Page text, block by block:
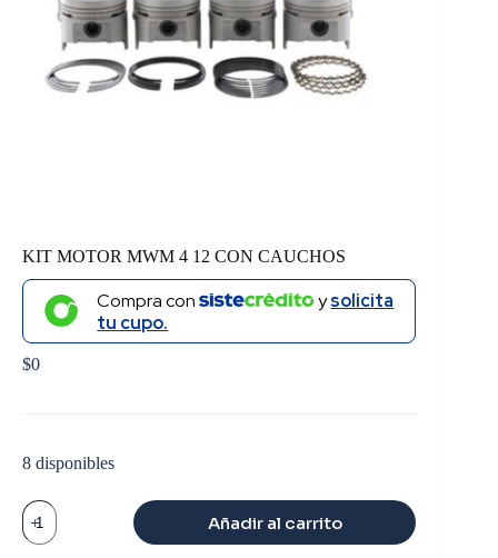
KIT MOTOR MWM 4 12 CON CAUCHOS
Compra con ysolicita
tu cupo.
$0
8 disponibles
KIT
MOTOR
MWM
Añadir al carrito